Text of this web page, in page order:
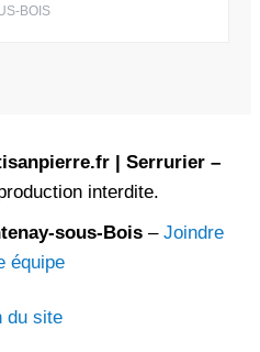
BOIS
| Serrurier –
interdite.
sous-Bois – Joindre
équipe
du site